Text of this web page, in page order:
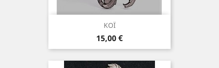
KOÏ
Preis
15,00 €